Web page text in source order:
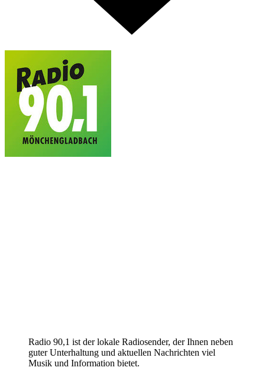
Radio 90,1 ist der lokale Radiosender, der Ihnen neben
guter Unterhaltung und aktuellen Nachrichten viel
Musik und Information bietet.